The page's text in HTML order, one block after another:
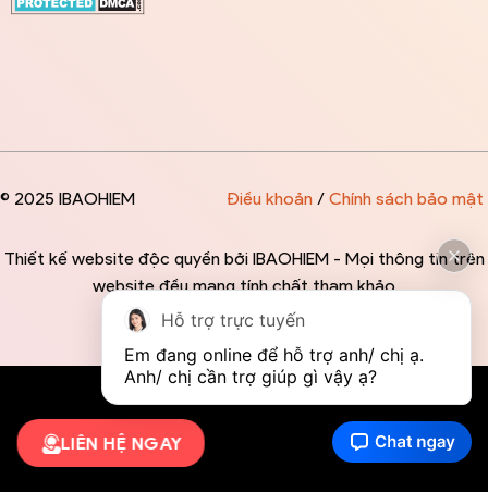
© 2025 IBAOHIEM
Thiết kế website độc quyền bởi IBAOHIEM - Mọi thông tin trên
website đều mang tính chất tham khảo
Điều khoản/ Chính sách bảo mật
LIÊN HỆ NGAY
Hỗ trợ trực tuyến
Em đang online để hỗ trợ anh/ chị ạ.
Anh/ chị cần trợ giúp gì vậy ạ?